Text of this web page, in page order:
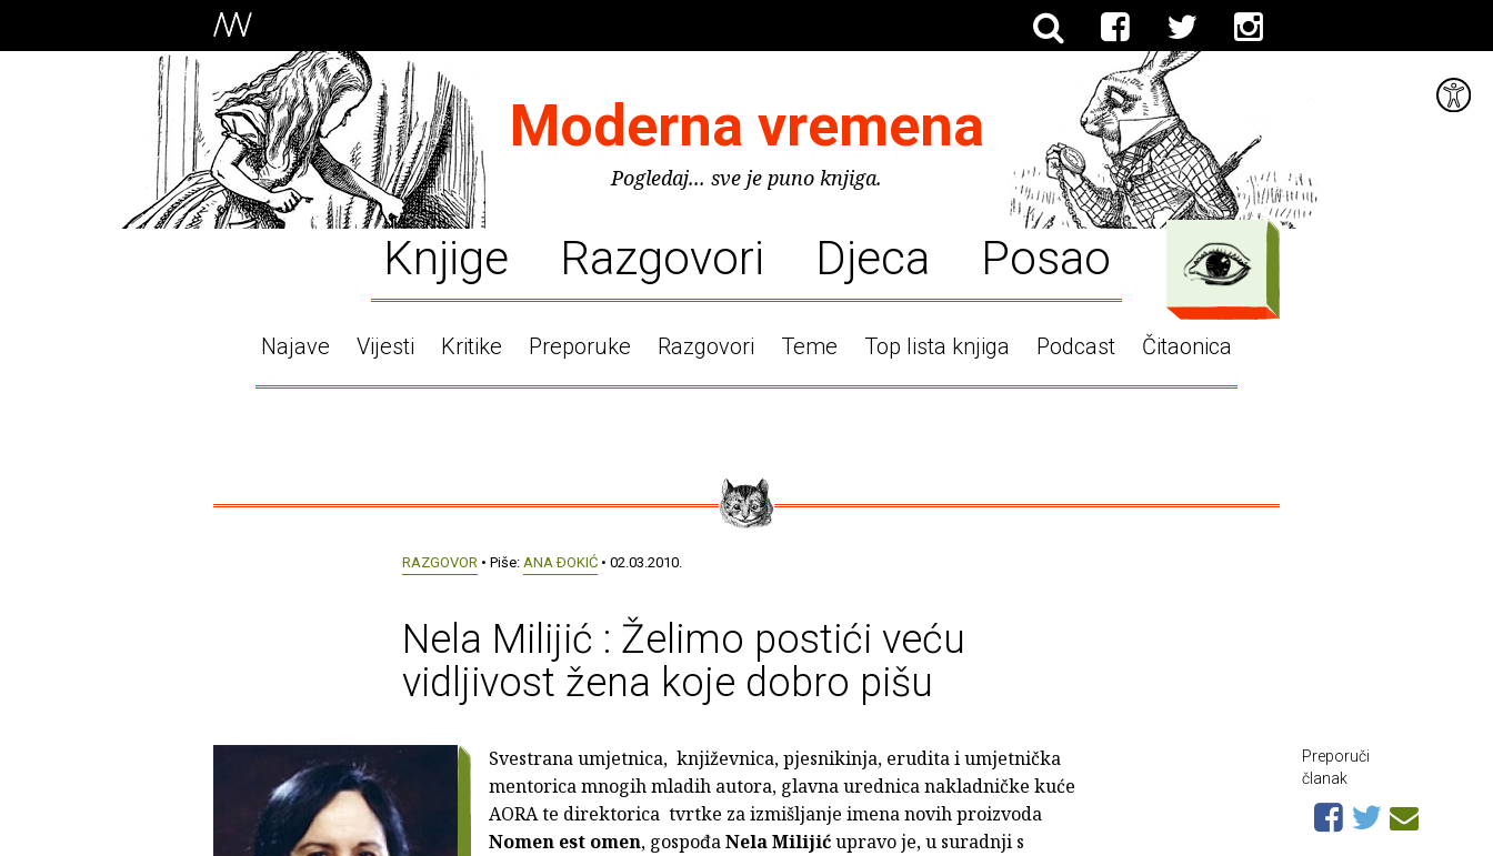
Moderna vremena
Pogledaj... sve je puno knjiga.
Knjige Razgovori Djeca Posao
Najave Vijesti Kritike Preporuke Razgovori Teme Top lista knjiga Podcast Čitaonica
RAZGOVOR • Piše: ANA ÐOKIĆ • 02.03.2010.
Nela Milijić : Želimo postići veću
vidljivost žena koje dobro pišu
Svestrana umjetnica, književnica, pjesnikinja, erudita i umjetnička
mentorica mnogih mladih autora, glavna urednica nakladničke kuće
AORA te direktorica tvrtke za izmišljanje imena novih proizvoda
Nomen est omen, gospođaNela Milijićupravo je, u suradnji s
Preporuči
članak